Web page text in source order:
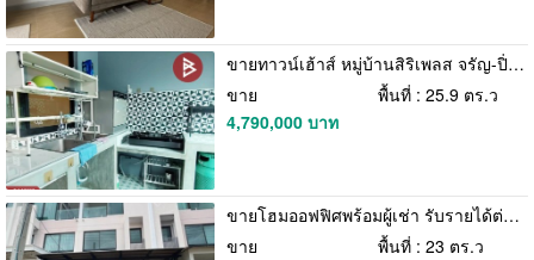
ขายทาวน์เฮ้าส์ หมู่บ้านสิริเพลส จรัญ-ปิ่นเกล้า (Siri Place Charan-Pinklao) นนทบุรี
ขาย
พื้นที่ : 25.9 ตร.ว
4,790,000 บาท
ขายโฮมออฟฟิศพร้อมผู้เช่า รับรายได้ต่อทันที Corazon ประชาชื่น | ใกล้ศูนย์ราชการแจ้งวัฒนะ
ขาย
พื้นที่ : 23 ตร.ว